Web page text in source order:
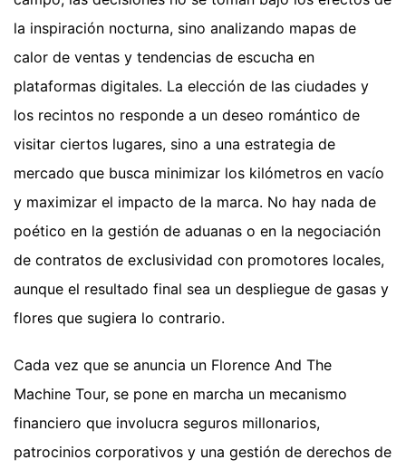
la inspiración nocturna, sino analizando mapas de
calor de ventas y tendencias de escucha en
plataformas digitales. La elección de las ciudades y
los recintos no responde a un deseo romántico de
visitar ciertos lugares, sino a una estrategia de
mercado que busca minimizar los kilómetros en vacío
y maximizar el impacto de la marca. No hay nada de
poético en la gestión de aduanas o en la negociación
de contratos de exclusividad con promotores locales,
aunque el resultado final sea un despliegue de gasas y
flores que sugiera lo contrario.
Cada vez que se anuncia un Florence And The
Machine Tour, se pone en marcha un mecanismo
financiero que involucra seguros millonarios,
patrocinios corporativos y una gestión de derechos de